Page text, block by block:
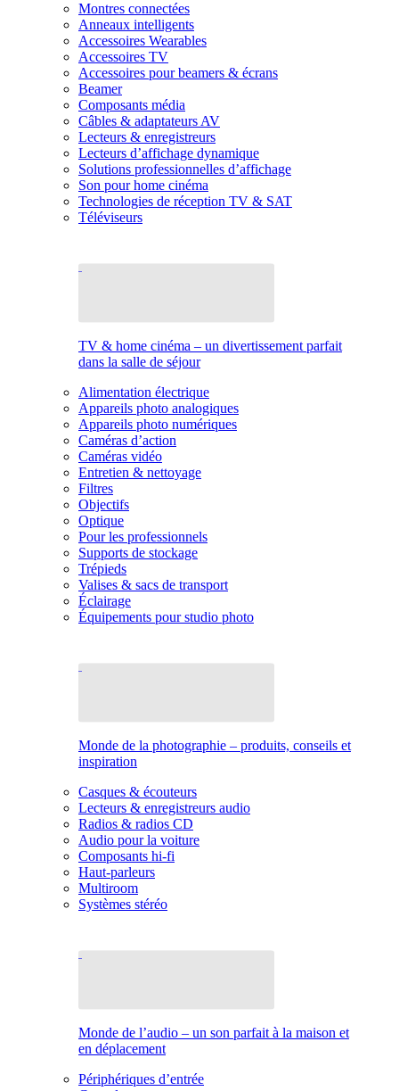
Montres connectées
Anneaux intelligents
Accessoires Wearables
Accessoires TV
Accessoires pour beamers & écrans
Beamer
Composants média
Câbles & adaptateurs AV
Lecteurs & enregistreurs
Lecteurs d’affichage dynamique
Solutions professionnelles d’affichage
Son pour home cinéma
Technologies de réception TV & SAT
Téléviseurs
TV & home cinéma – un divertissement parfait
dans la salle de séjour
Alimentation électrique
Appareils photo analogiques
Appareils photo numériques
Caméras d’action
Caméras vidéo
Entretien & nettoyage
Filtres
Objectifs
Optique
Pour les professionnels
Supports de stockage
Trépieds
Valises & sacs de transport
Éclairage
Équipements pour studio photo
Monde de la photographie – produits, conseils et
inspiration
Casques & écouteurs
Lecteurs & enregistreurs audio
Radios & radios CD
Audio pour la voiture
Composants hi-fi
Haut-parleurs
Multiroom
Systèmes stéréo
Monde de l’audio – un son parfait à la maison et
en déplacement
Périphériques d’entrée